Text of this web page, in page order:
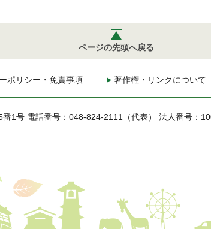
ページの先頭へ戻る
ポリシー・免責事項 著作権・リンクについて
番1号 電話番号：048-824-2111（代表） 法人番号：